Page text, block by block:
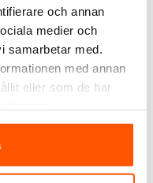
och annan
medier och
samarbetar med.
med annan
eller som de har
895,00 kr
inom 4-5 arbetsdagar